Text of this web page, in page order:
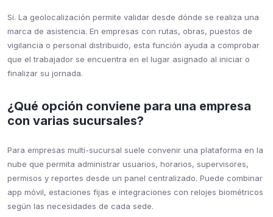
Sí. La geolocalización permite validar desde dónde se realiza una
marca de asistencia. En empresas con rutas, obras, puestos de
vigilancia o personal distribuido, esta función ayuda a comprobar
que el trabajador se encuentra en el lugar asignado al iniciar o
finalizar su jornada.
¿Qué opción conviene para una empresa
con varias sucursales?
Para empresas multi-sucursal suele convenir una plataforma en la
nube que permita administrar usuarios, horarios, supervisores,
permisos y reportes desde un panel centralizado. Puede combinar
app móvil, estaciones fijas e integraciones con relojes biométricos
según las necesidades de cada sede.